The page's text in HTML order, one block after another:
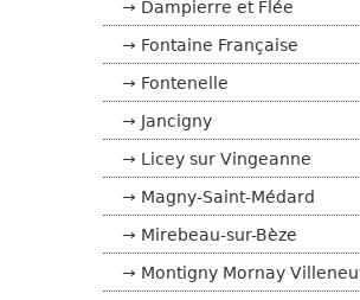
Orain
Pouilly sur Vingeanne
Renève
Saint Maurice sur
Saint Seine sur Vingeanne
Savolles
Tanay
Trochères
Viévigne
Dampierre et Flée
Fontaine Française
Fontenelle
Jancigny
Licey sur Vingeanne
Magny-Saint-Médard
Mirebeau-sur-Bèze
Montigny Mornay